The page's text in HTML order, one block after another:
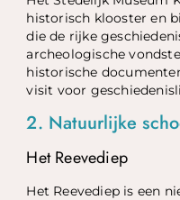
historisch klooster en
die de rijke
archeologische
historische
visit voor
2. Natuurlijke
Het Reevediep
Het Reevediep is een